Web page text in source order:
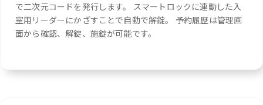
で二次元コードを発行します。 スマートロックに連動した入
室用リーダーにかざすことで自動で解錠。 予約履歴は管理画
面から確認、解錠、施錠が可能です。